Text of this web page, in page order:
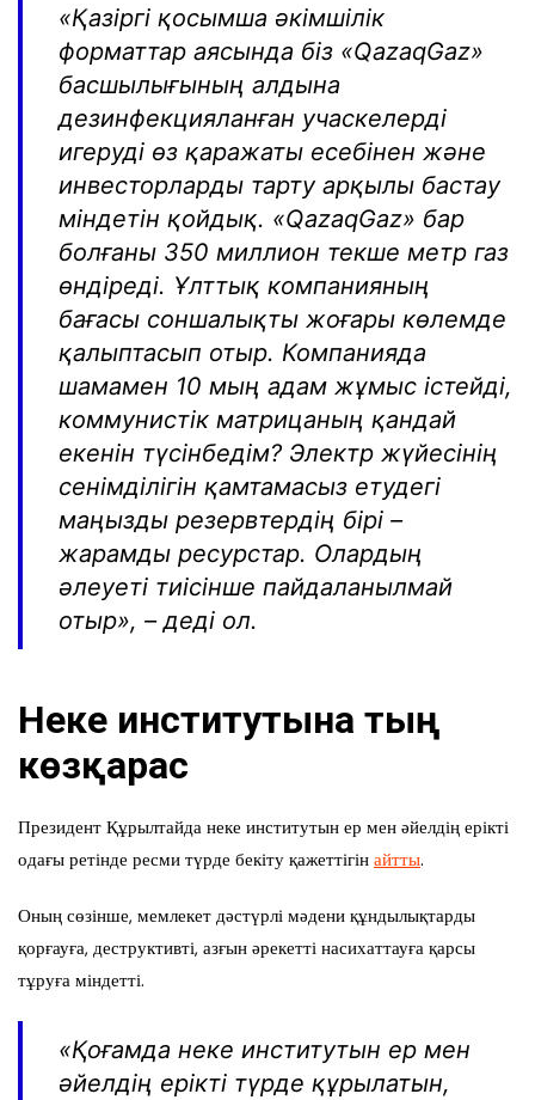
«Қазіргі қосымша әкімшілік
форматтар аясында біз «QazaqGaz»
басшылығының алдына
дезинфекцияланған учаскелерді
игеруді өз қаражаты есебінен және
инвесторларды тарту арқылы бастау
міндетін қойдық. «QazaqGaz» бар
болғаны 350 миллион текше метр газ
өндіреді. Ұлттық компанияның
бағасы соншалықты жоғары көлемде
қалыптасып отыр. Компанияда
шамамен 10 мың адам жұмыс істейді,
коммунистік матрицаның қандай
екенін түсінбедім? Электр жүйесінің
сенімділігін қамтамасыз етудегі
маңызды резервтердің бірі –
жарамды ресурстар. Олардың
әлеуеті тиісінше пайдаланылмай
отыр», – деді ол.
Неке институтына тың
көзқарас
Президент Құрылтайда неке институтын ер мен әйелдің ерікті
одағы ретінде ресми түрде бекіту қажеттігін айтты.
Оның сөзінше, мемлекет дәстүрлі мәдени құндылықтарды
қорғауға, деструктивті, азғын әрекетті насихаттауға қарсы
тұруға міндетті.
«Қоғамда неке институтын ер мен
әйелдің ерікті түрде құрылатын,